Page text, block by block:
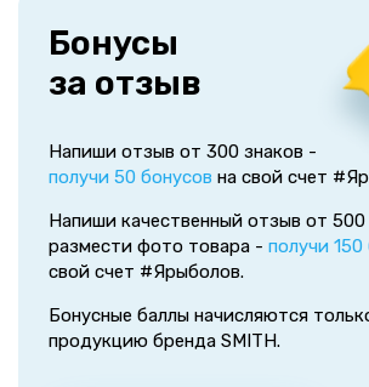
Бонусы
за отзыв
Напиши отзыв от 300 знаков -
получи 50 бонусов на свой счет
Напиши качественный отзыв от 500
размести фото товара - получи 150
свой счет #Ярыболов.
Бонусные баллы начисляются
продукцию бренда SMITH.